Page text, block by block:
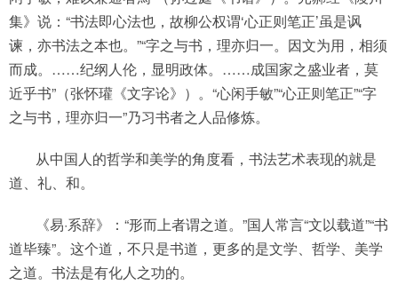
集》说：“书法即心法也，故柳公权谓‘心正则笔正’虽是讽
谏，亦书法之本也。”“字之与书，理亦归一。因文为用，相须
而成。……纪纲人伦，显明政体。……成国家之盛业者，莫
近乎书”（张怀瓘《文字论》）。“心闲手敏”“心正则笔正”“字
之与书，理亦归一”乃习书者之人品修炼。
从中国人的哲学和美学的角度看，书法艺术表现的就是
道、礼、和。
《易·系辞》：“形而上者谓之道。”国人常言“文以载道”“书
道毕臻”。这个道，不只是书道，更多的是文学、哲学、美学
之道。书法是有化人之功的。